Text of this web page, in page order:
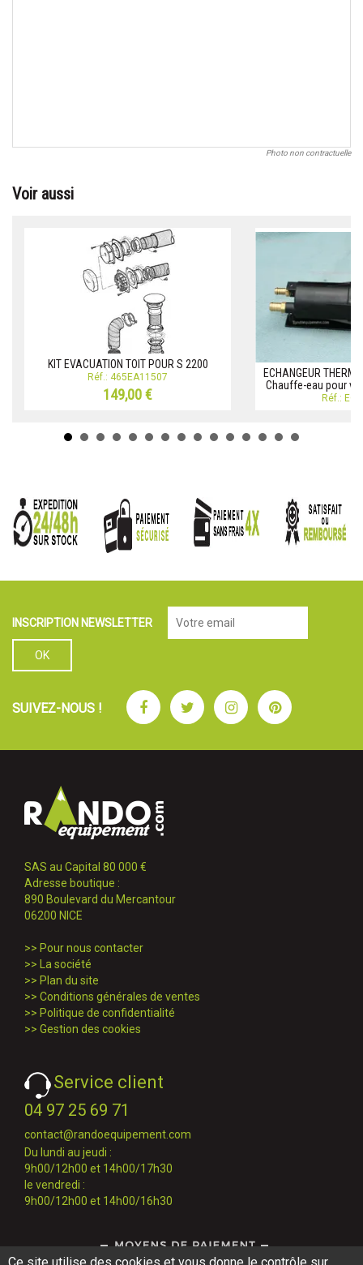
Photo non contractuelle
Voir aussi
KIT EVACUATION TOIT POUR S 2200
Réf.: 465EA11507
149,00 €
ECHANGEUR
Chauffe-eau pour
Réf.:
INSCRIPTION NEWSLETTER
SUIVEZ-NOUS ! FacebookTwitterInstagramPinterest
SAS au Capital 80 000 €
Adresse boutique :
890 Boulevard du Mercantour
06200 NICE
>> Pour nous contacter
>>
La société
>> Plan du site
>> Conditions générales de ventes
>> Politique de confidentialité
>> Gestion des cookies
Service client
04 97 25 69 71
contact@randoequipement.com
Du lundi au jeudi :
9h00/12h00 et 14h00/17h30
le vendredi :
9h00/12h00 et 14h00/16h30